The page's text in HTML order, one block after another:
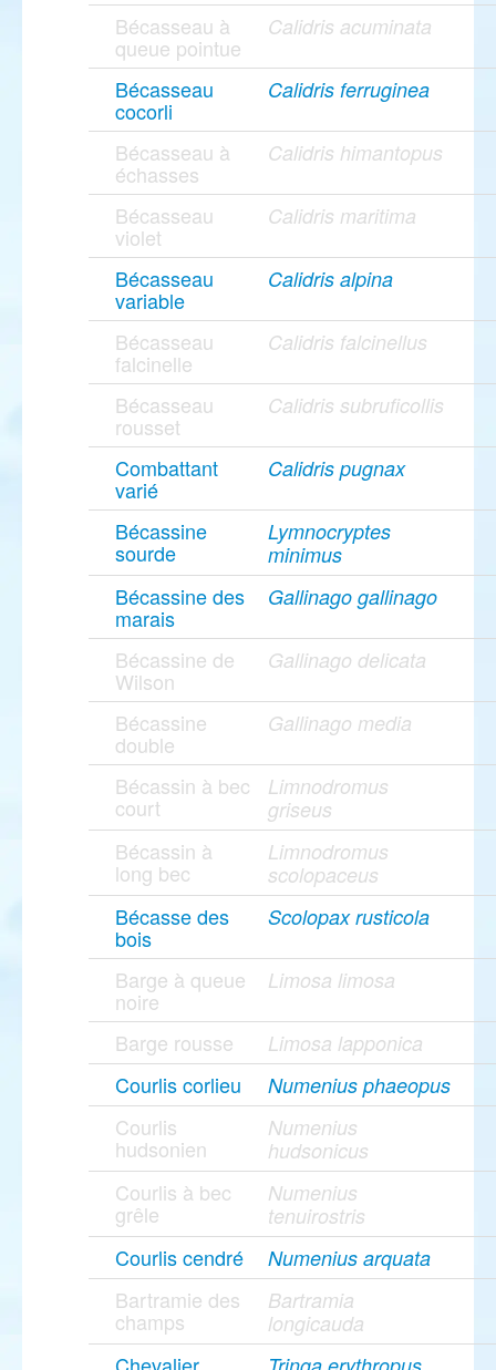
Bécasseau à
queue pointue
Calidris acuminata
Bécasseau
cocorli
Calidris ferruginea
Bécasseau à
échasses
Calidris himantopus
Bécasseau
violet
Calidris maritima
Bécasseau
variable
Calidris alpina
Bécasseau
falcinelle
Calidris falcinellus
Bécasseau
rousset
Calidris subruficollis
Combattant
varié
Calidris pugnax
Bécassine
sourde
Lymnocryptes
minimus
Bécassine des
marais
Gallinago gallinago
Bécassine de
Wilson
Gallinago delicata
Bécassine
double
Gallinago media
Bécassin à bec
court
Limnodromus
griseus
Bécassin à
long bec
Limnodromus
scolopaceus
Bécasse des
bois
Scolopax rusticola
Barge à queue
noire
Limosa limosa
Barge rousse Limosa lapponica
Courlis corlieu Numenius phaeopus
Courlis
hudsonien
Numenius
hudsonicus
Courlis à bec
grêle
Numenius
tenuirostris
Courlis cendré Numenius arquata
Bartramie des
champs
Bartramia
longicauda